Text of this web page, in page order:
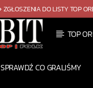
ZGŁOSZENIA DO LISTY TOP
TOP
SPRAWDŹ CO GRALIŚMY